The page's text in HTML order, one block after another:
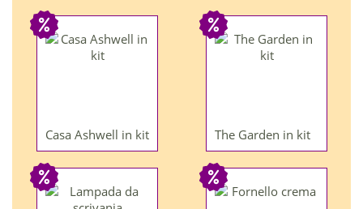
Casa Ashwell in kit The Garden in kit